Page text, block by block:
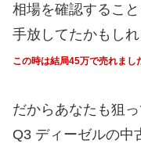
相場を確認するこ
手放してたかもしれ
この時は結局45万で売れまし
だからあなたも狙
Q3 ディーゼルの中